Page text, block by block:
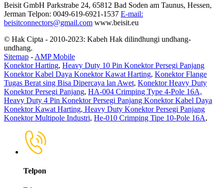
Beisit GmbH Parkstrabe 24, 65812 Bad Soden am Taunus, Hessen,
Jerman Telpon: 0049-619-6921-1537 E-mail:
beisitconnectors@gmail.com www.beisit.eu
© Hak Cipta - 2010-2023: Kabeh Hak dilindhungi undhang-
undhang.
Sitemap - AMP Mobile
Konektor Harting, Heavy Duty 10 Pin Konektor Persegi Panjang
Konektor Kabel Daya Konektor Kawat Harting, Konektor Flange
Tugas Berat sing Bisa Dipercaya lan Awet, Konektor Heavy Duty
Konektor Persegi Panjang, HA-004 Crimping Type 4-Pole 16A,
Heavy Duty 4 Pin Konektor Persegi Panjang Konektor Kabel Daya
Konektor Kawat Harting, Heavy Duty Konektor Persegi Panjang
Konektor Multipole Industri, He-010 Crimping Tipe 10-Pole 16A,
Telpon